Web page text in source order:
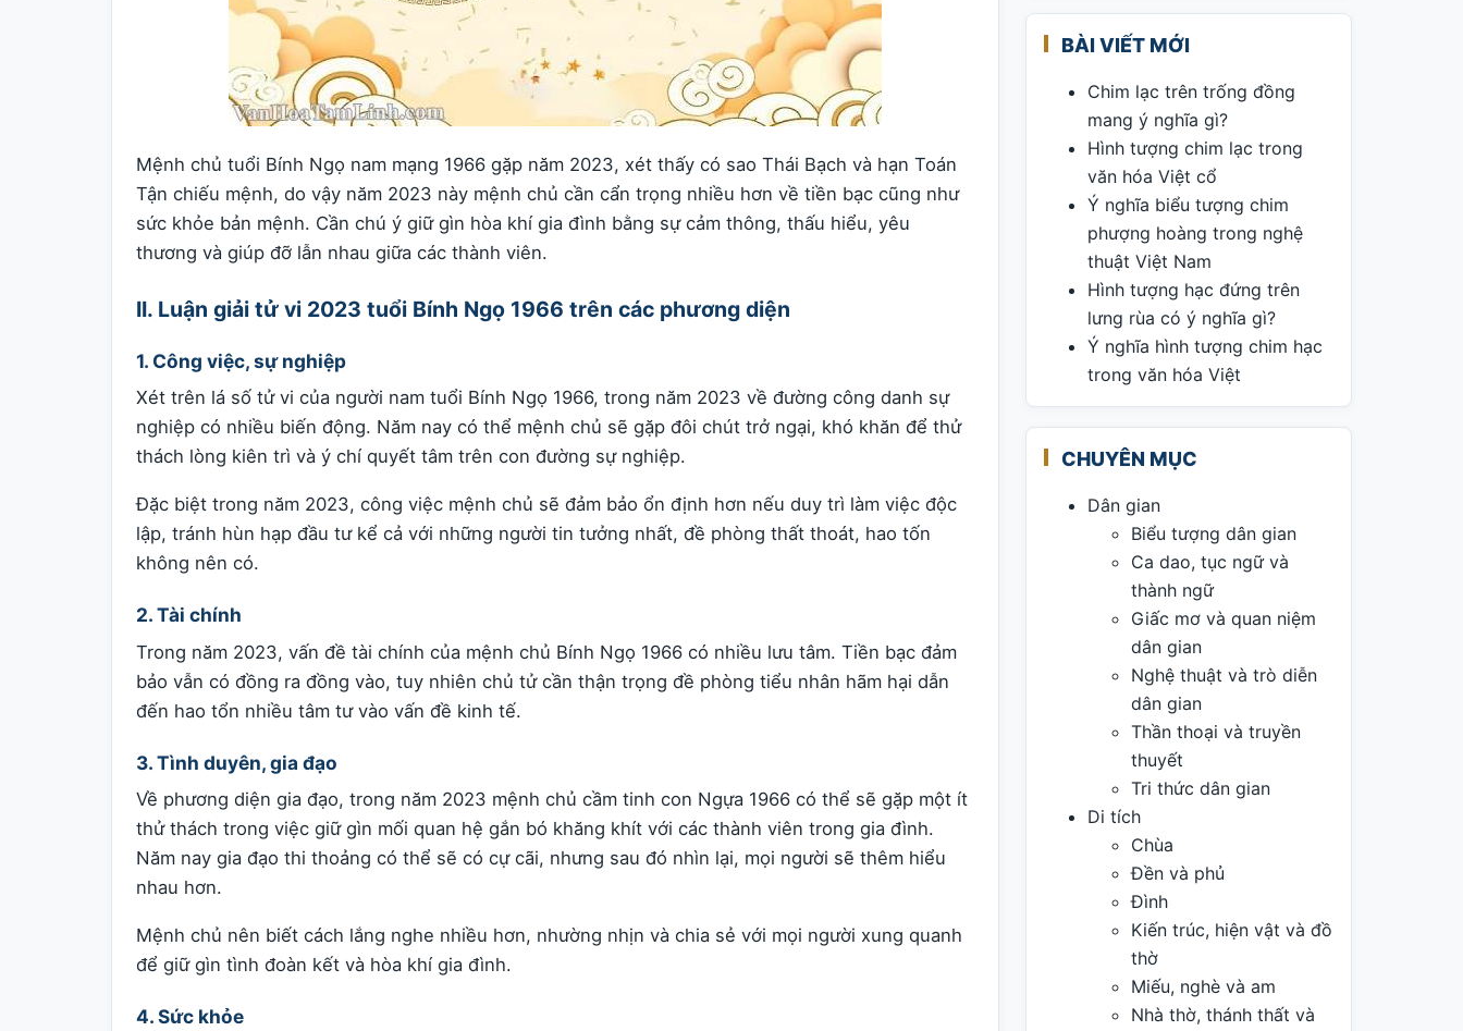
Mệnh chủ tuổi Bính Ngọ nam mạng 1966 gặp năm 2023, xét thấy có sao Thái Bạch và hạn Toán
Tận chiếu mệnh, do vậy năm 2023 này mệnh chủ cần cẩn trọng nhiều hơn về tiền bạc cũng như
sức khỏe bản mệnh. Cần chú ý giữ gìn hòa khí gia đình bằng sự cảm thông, thấu hiểu, yêu
thương và giúp đỡ lẫn nhau giữa các thành viên.
II. Luận giải tử vi 2023 tuổi Bính Ngọ 1966 trên các phương diện
1. Công việc, sự nghiệp
Xét trên lá số tử vi của người nam tuổi Bính Ngọ 1966, trong năm 2023 về đường công danh sự
nghiệp có nhiều biến động. Năm nay có thể mệnh chủ sẽ gặp đôi chút trở ngại, khó khăn để thử
thách lòng kiên trì và ý chí quyết tâm trên con đường sự nghiệp.
Đặc biệt trong năm 2023, công việc mệnh chủ sẽ đảm bảo ổn định hơn nếu duy trì làm việc độc
lập, tránh hùn hạp đầu tư kể cả với những người tin tưởng nhất, đề phòng thất thoát, hao tốn
không nên có.
2. Tài chính
Trong năm 2023, vấn đề tài chính của mệnh chủ Bính Ngọ 1966 có nhiều lưu tâm. Tiền bạc đảm
bảo vẫn có đồng ra đồng vào, tuy nhiên chủ tử cần thận trọng đề phòng tiểu nhân hãm hại dẫn
đến hao tổn nhiều tâm tư vào vấn đề kinh tế.
3. Tình duyên, gia đạo
Về phương diện gia đạo, trong năm 2023 mệnh chủ cầm tinh con Ngựa 1966 có thể sẽ gặp một ít
thử thách trong việc giữ gìn mối quan hệ gắn bó khăng khít với các thành viên trong gia đình.
Năm nay gia đạo thi thoảng có thể sẽ có cự cãi, nhưng sau đó nhìn lại, mọi người sẽ thêm hiểu
nhau hơn.
Mệnh chủ nên biết cách lắng nghe nhiều hơn, nhường nhịn và chia sẻ với mọi người xung quanh
để giữ gìn tình đoàn kết và hòa khí gia đình.
4. Sức khỏe
BÀI VIẾT MỚI
Chim lạc trên trống đồng
mang ý nghĩa gì?
Hình tượng chim lạc trong
văn hóa Việt cổ
Ý nghĩa biểu tượng chim
phượng hoàng trong nghệ
thuật Việt Nam
Hình tượng hạc đứng trên
lưng rùa có ý nghĩa gì?
Ý nghĩa hình tượng chim hạc
trong văn hóa Việt
CHUYÊN MỤC
Dân gian
Biểu tượng dân gian
Ca dao, tục ngữ và
thành ngữ
Giấc mơ và quan niệm
dân gian
Nghệ thuật và trò diễn
dân gian
Thần thoại và truyền
thuyết
Tri thức dân gian
Di tích
Chùa
Đền và phủ
Đình
Kiến trúc, hiện vật và đồ
thờ
Miếu, nghè và am
Nhà thờ, thánh thất và